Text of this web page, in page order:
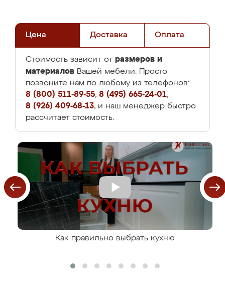
Цена Доставка Оплата
Стоимость зависит от размеров и
материалов Вашей мебели. Просто
позвоните нам по любому из телефонов:
8 (800) 511-89-55, 8 (495) 665-24-01,
8 (926) 409-68-13, и наш менеджер быстро
рассчитает стоимость.
Как правильно выбрать кухню